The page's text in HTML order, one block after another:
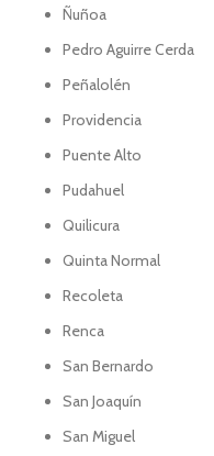
Ñuñoa
Pedro Aguirre Cerda
Peñalolén
Providencia
Puente Alto
Pudahuel
Quilicura
Quinta Normal
Recoleta
Renca
San Bernardo
San Joaquín
San Miguel